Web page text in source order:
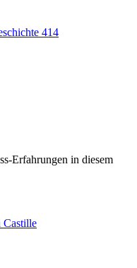
414
Erfahrungen in diesem
Castille